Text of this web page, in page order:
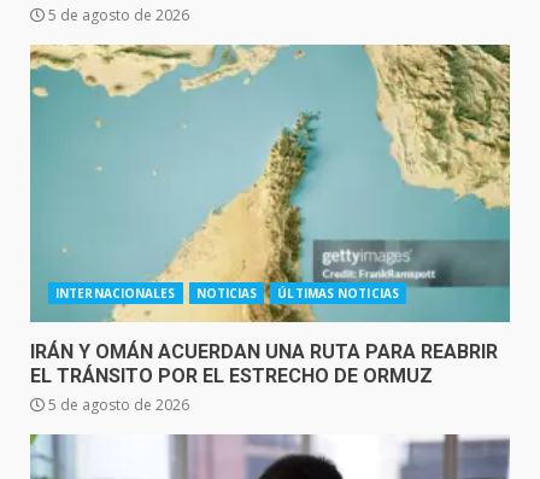
5 de agosto de 2026
INTERNACIONALES NOTICIAS ÚLTIMAS NOTICIAS
IRÁN Y OMÁN ACUERDAN UNA RUTA PARA REABRIR
EL TRÁNSITO POR EL ESTRECHO DE ORMUZ
5 de agosto de 2026